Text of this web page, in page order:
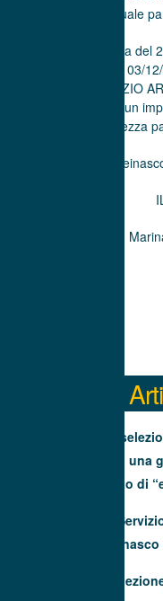
ribasso percentuale
Con verbale di gara
aggiudicazione del 03/
alla ditta CONSORZIO
Cooperativa per un
sicurezza
Avviso di
formazione di
determinato di
Contratto di
Avviso di